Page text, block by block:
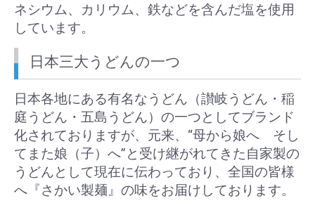
ネシウム、カリウム、鉄などを含んだ塩を使用
しています。
日本三大うどんの一つ
日本各地にある有名なうどん（讃岐うどん・稲
庭うどん・五島うどん）の一つとしてブランド
化されておりますが、元来、“母から娘へ そし
てまた娘（子）へ”と受け継がれてきた自家製の
うどんとして現在に伝わっており、全国の皆様
へ『さかい製麺』の味をお届けしております。